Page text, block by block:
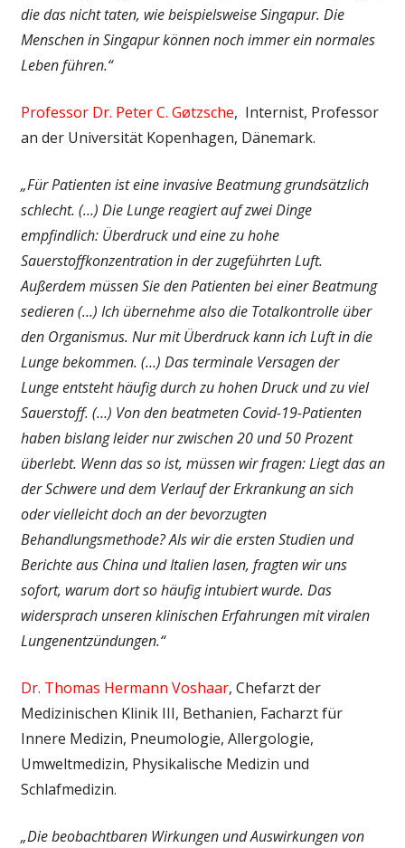
die das nicht taten, wie beispielsweise Singapur. Die
Menschen in Singapur können noch immer ein normales
Leben führen.“
Professor Dr. Peter C. Gøtzsche, Internist, Professor
an der Universität Kopenhagen, Dänemark.
„Für Patienten ist eine invasive Beatmung grundsätzlich
schlecht. (…) Die Lunge reagiert auf zwei Dinge
empfindlich: Überdruck und eine zu hohe
Sauerstoffkonzentration in der zugeführten Luft.
Außerdem müssen Sie den Patienten bei einer Beatmung
sedieren (…) Ich übernehme also die Totalkontrolle über
den Organismus. Nur mit Überdruck kann ich Luft in die
Lunge bekommen. (…) Das terminale Versagen der
Lungeentsteht häufig durch zu hohen Druck und zu viel
Sauerstoff. (…) Von den beatmeten Covid-19-Patienten
haben bislang leider nur zwischen 20 und 50 Prozent
überlebt. Wenn das so ist, müssen wir fragen: Liegt das an
der Schwere und dem Verlauf der Erkrankung an sich
oder vielleicht doch an der bevorzugten
Behandlungsmethode? Als wir die ersten Studien und
Berichte aus China und Italien lasen, fragten wir uns
sofort, warum dort so häufig intubiert wurde. Das
widersprach unseren klinischen Erfahrungen mit viralen
Lungenentzündungen.“
Dr. Thomas Hermann Voshaar, Chefarzt der
Medizinischen Klinik III, Bethanien, Facharzt für
Innere Medizin, Pneumologie, Allergologie,
Umweltmedizin, Physikalische Medizin und
Schlafmedizin.
„Die beobachtbaren Wirkungen und Auswirkungen von